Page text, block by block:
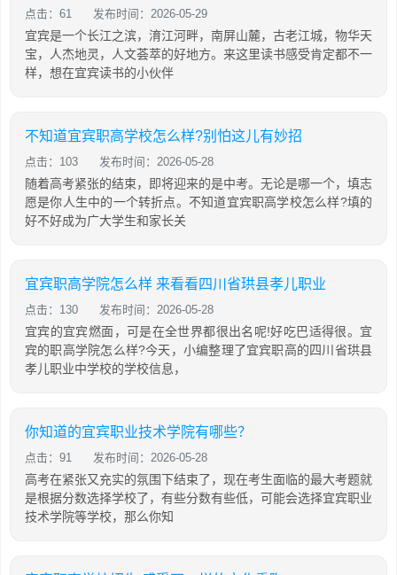
点击：61 发布时间：2026-05-29
宜宾是一个长江之滨，淯江河畔，南屏山麓，古老江城，物华天
宝，人杰地灵，人文荟萃的好地方。来这里读书感受肯定都不一
样，想在宜宾读书的小伙伴
不知道宜宾职高学校怎么样?别怕这儿有妙招
点击：103 发布时间：2026-05-28
随着高考紧张的结束，即将迎来的是中考。无论是哪一个，填志
愿是你人生中的一个转折点。不知道宜宾职高学校怎么样?填的
好不好成为广大学生和家长关
宜宾职高学院怎么样 来看看四川省珙县孝儿职业
点击：130 发布时间：2026-05-28
宜宾的宜宾燃面，可是在全世界都很出名呢!好吃巴适得很。宜
宾的职高学院怎么样?今天，小编整理了宜宾职高的四川省珙县
孝儿职业中学校的学校信息，
你知道的宜宾职业技术学院有哪些？
点击：91 发布时间：2026-05-28
高考在紧张又充实的氛围下结束了，现在考生面临的最大考题就
是根据分数选择学校了，有些分数有些低，可能会选择宜宾职业
技术学院等学校，那么你知